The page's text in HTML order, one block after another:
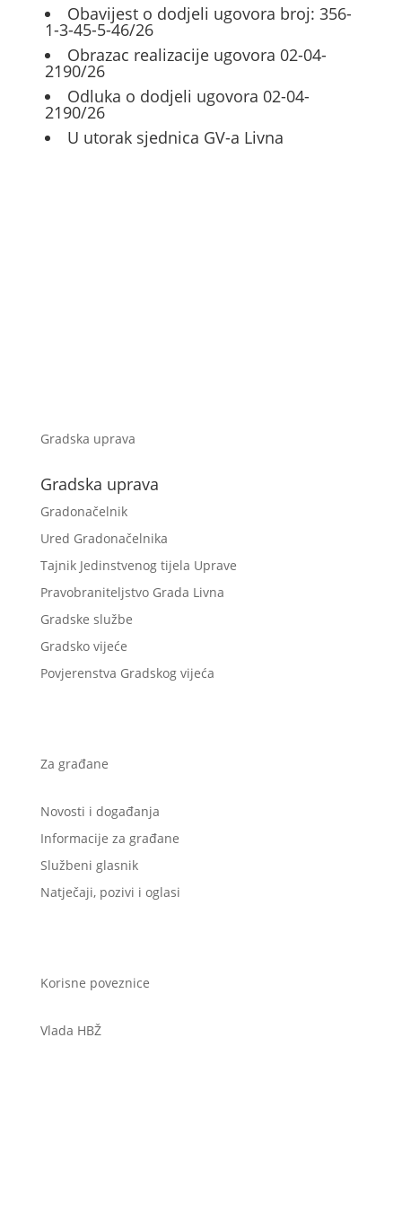
Obavijest o dodjeli ugovora broj: 356-
1-3-45-5-46/26
Obrazac realizacije ugovora 02-04-
2190/26
Odluka o dodjeli ugovora 02-04-
2190/26
U utorak sjednica GV-a Livna
Gradska uprava
Gradska uprava
Gradonačelnik
Ured Gradonačelnika
Tajnik Jedinstvenog tijela Uprave
Pravobraniteljstvo Grada Livna
Gradske službe
Gradsko vijeće
Povjerenstva Gradskog vijeća
Za građane
Novosti i događanja
Informacije za građane
Službeni glasnik
Natječaji, pozivi i oglasi
Korisne poveznice
Vlada HBŽ